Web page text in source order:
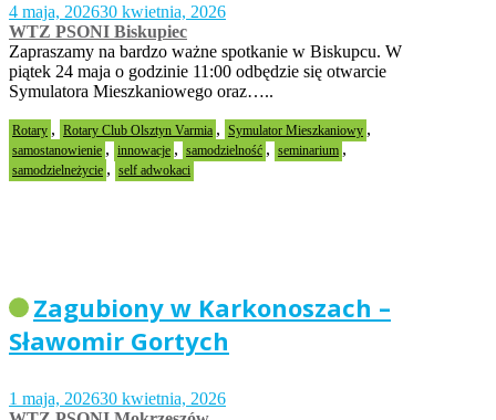
4 maja, 202630 kwietnia, 2026
WTZ PSONI Biskupiec
Zapraszamy na bardzo ważne spotkanie w Biskupcu. W
piątek 24 maja o godzinie 11:00 odbędzie się otwarcie
Symulatora Mieszkaniowego oraz…..
Rotary , Rotary Club Olsztyn Varmia , Symulator Mieszkaniowy ,
samostanowienie , innowacje , samodzielność , seminarium ,
samodzielneżycie , self adwokaci
Zagubiony w Karkonoszach –
Sławomir Gortych
1 maja, 202630 kwietnia, 2026